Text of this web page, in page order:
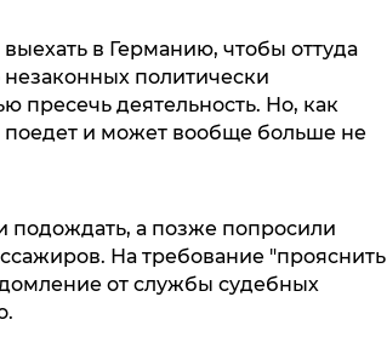
в Германию, чтобы оттуда
политически
пресечь деятельность. Но, как
поедет и может вообще больше не
подождать, а позже попросили
На требование "прояснить
от службы судебных